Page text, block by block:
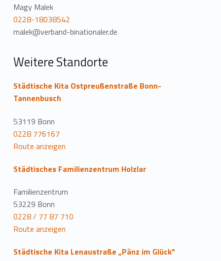
Magy Malek
0228-18038542
malek@verband-binationaler.de
Weitere Standorte
Städtische Kita Ostpreußenstraße Bonn-
Tannenbusch
53119 Bonn
0228 776167
Route anzeigen
Städtisches Familienzentrum Holzlar
Familienzentrum
53229 Bonn
0228 / 77 87 710
Route anzeigen
Städtische Kita Lenaustraße „Pänz im Glück"